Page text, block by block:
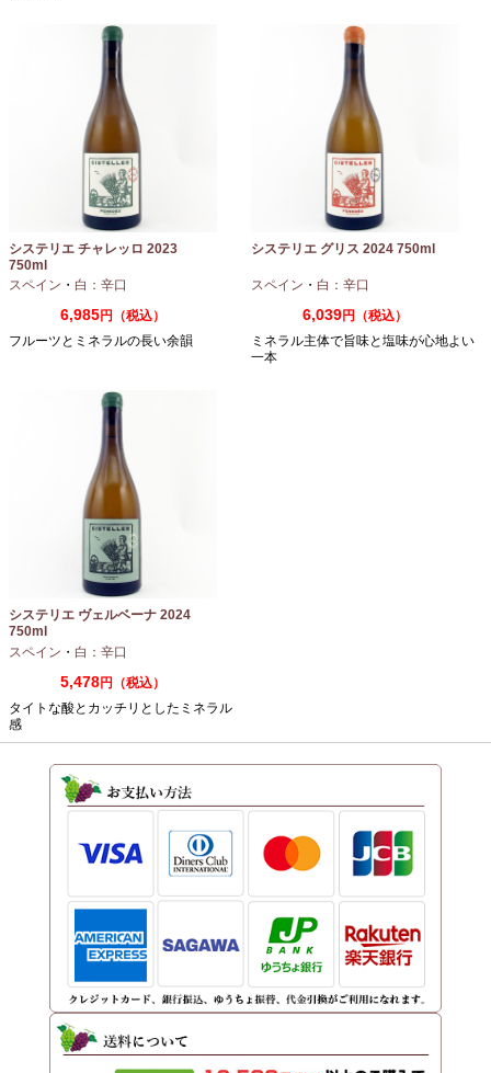
システリエ チャレッロ 2023
750ml
スペイン ・ 白：辛口
6,985円（税込）
フルーツとミネラルの長い余韻
システリエ グリス 2024 750ml
スペイン ・ 白：辛口
6,039円（税込）
ミネラル主体で旨味と塩味が心地よい
一本
システリエ ヴェルベーナ 2024
750ml
スペイン ・ 白：辛口
5,478円（税込）
タイトな酸とカッチリとしたミネラル
感